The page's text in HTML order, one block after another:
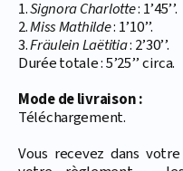
1.Signora Charlotte: 1’45’’.
2.Miss Mathilde: 1’10’’.
3.Fräulein Laëtitia: 2’30’’.
Durée totale : 5’25’’ circa.
Mode de livraison :
Téléchargement.
Vous recevez dans